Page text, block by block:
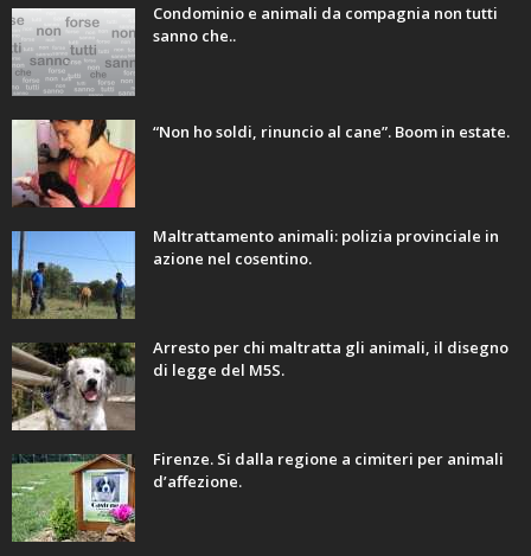
Condominio e animali da compagnia non tutti
sanno che..
“Non ho soldi, rinuncio al cane”. Boom in estate.
Maltrattamento animali: polizia provinciale in
azione nel cosentino.
Arresto per chi maltratta gli animali, il disegno
di legge del M5S.
Firenze. Si dalla regione a cimiteri per animali
d’affezione.